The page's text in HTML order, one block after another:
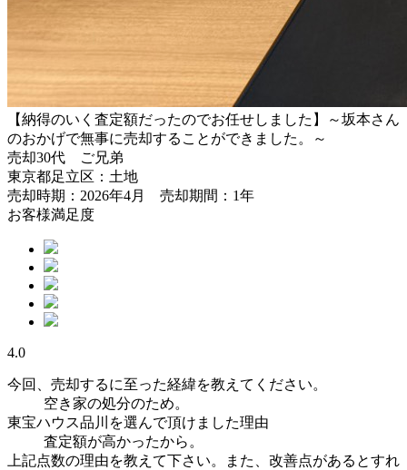
【納得のいく査定額だったのでお任せしました】～坂本さん
のおかげで無事に売却することができました。～
売却30代 ご兄弟
東京都足立区：土地
売却時期：2026年4月 売却期間：1年
お客様満足度
4.0
今回、売却するに至った経緯を教えてください。
空き家の処分のため。
東宝ハウス品川を選んで頂けました理由
査定額が高かったから。
上記点数の理由を教えて下さい。また、改善点があるとすれ